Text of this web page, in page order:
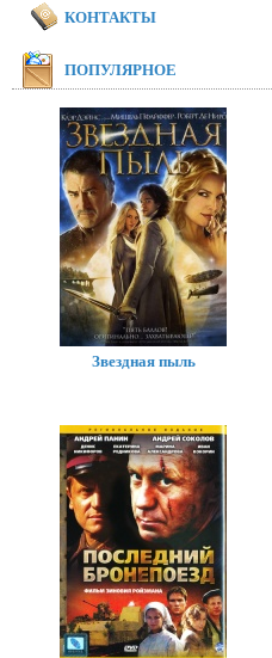
КОНТАКТЫ
ПОПУЛЯРНОЕ
Звездная пыль